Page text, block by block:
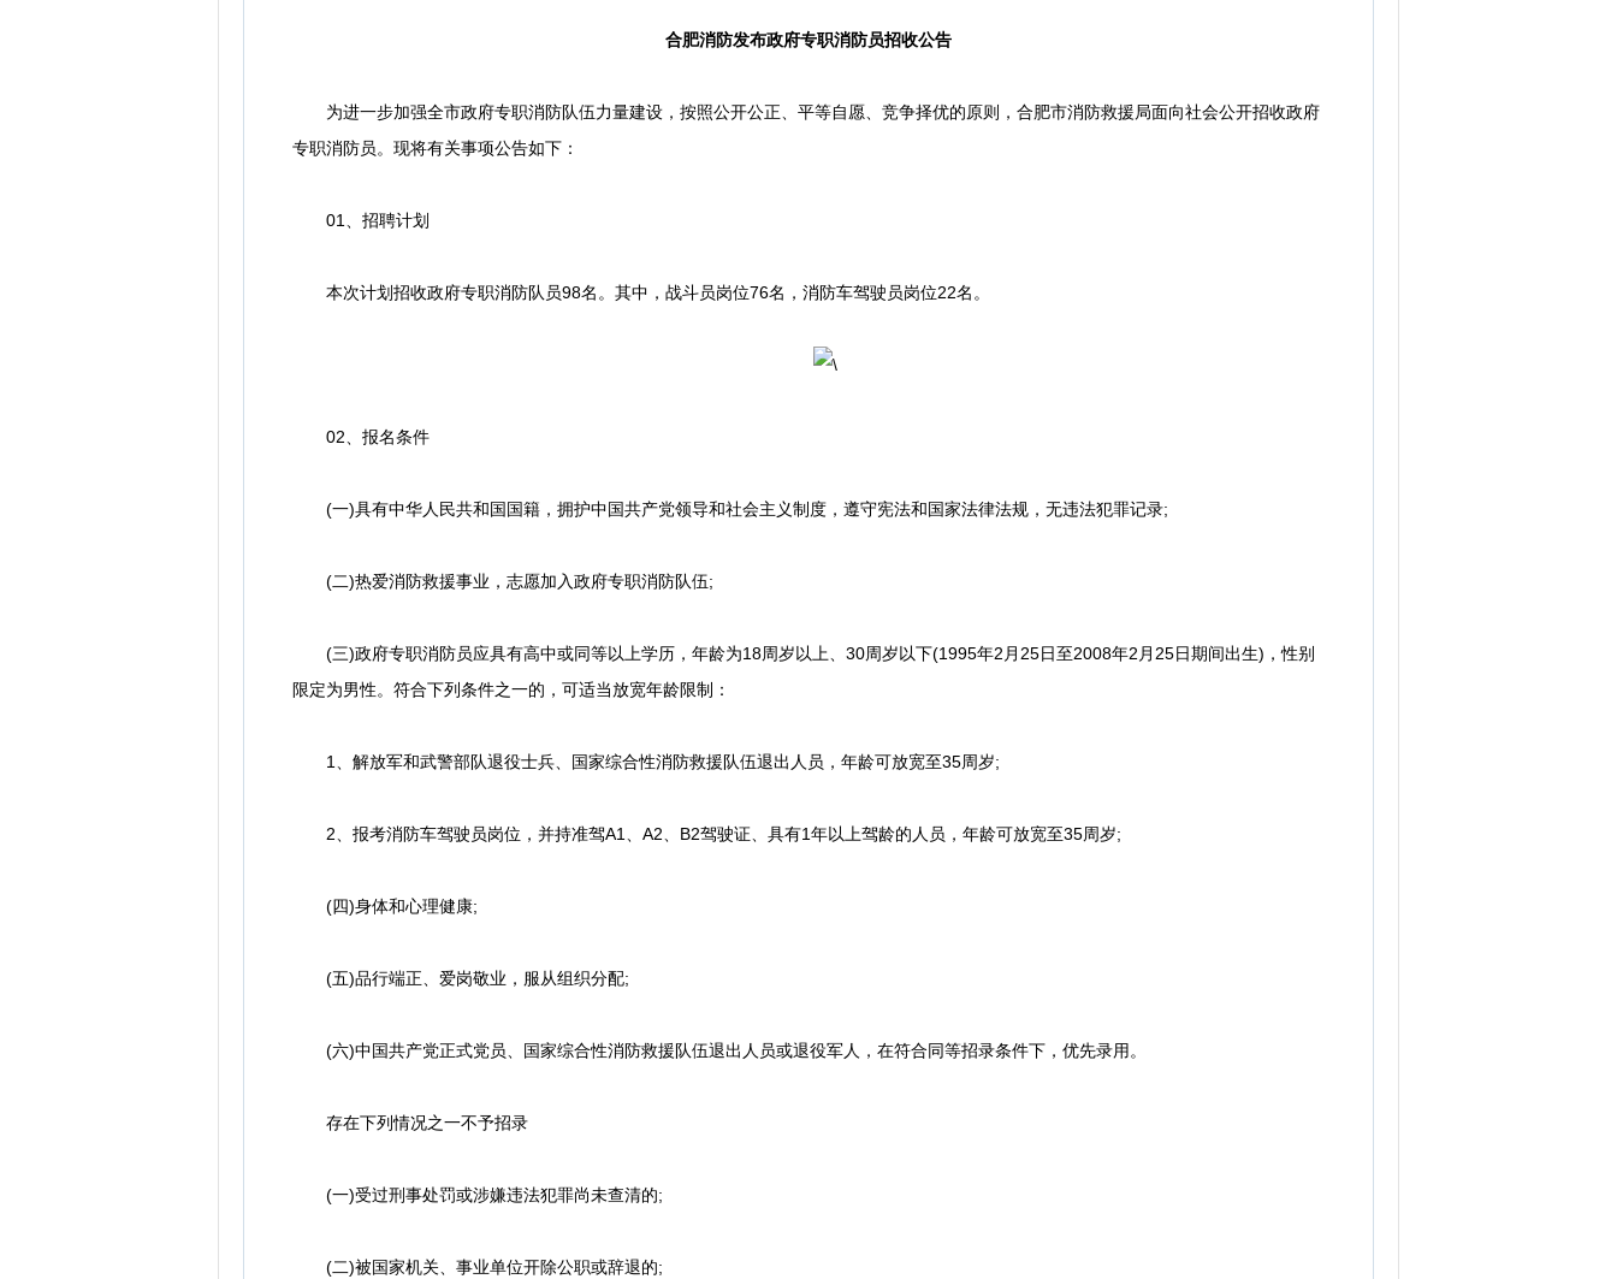
合肥消防发布政府专职消防员招收公告
为进一步加强全市政府专职消防队伍力量建设，按照公开公正、平等自愿、竞争择优的原则，合肥市消防救援局面向社会公开招收政府
专职消防员。现将有关事项公告如下：
01、招聘计划
本次计划招收政府专职消防队员98名。其中，战斗员岗位76名，消防车驾驶员岗位22名。
02、报名条件
(一)具有中华人民共和国国籍，拥护中国共产党领导和社会主义制度，遵守宪法和国家法律法规，无违法犯罪记录;
(二)热爱消防救援事业，志愿加入政府专职消防队伍;
(三)政府专职消防员应具有高中或同等以上学历，年龄为18周岁以上、30周岁以下(1995年2月25日至2008年2月25日期间出生)，性别
限定为男性。符合下列条件之一的，可适当放宽年龄限制：
1、解放军和武警部队退役士兵、国家综合性消防救援队伍退出人员，年龄可放宽至35周岁;
2、报考消防车驾驶员岗位，并持准驾A1、A2、B2驾驶证、具有1年以上驾龄的人员，年龄可放宽至35周岁;
(四)身体和心理健康;
(五)品行端正、爱岗敬业，服从组织分配;
(六)中国共产党正式党员、国家综合性消防救援队伍退出人员或退役军人，在符合同等招录条件下，优先录用。
存在下列情况之一不予招录
(一)受过刑事处罚或涉嫌违法犯罪尚未查清的;
(二)被国家机关、事业单位开除公职或辞退的;